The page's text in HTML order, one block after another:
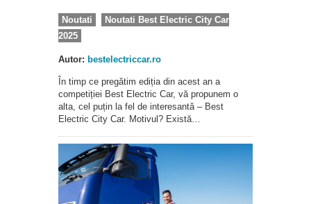
Noutati
Noutati Best Electric City Car
2025
Autor: bestelectriccar.ro
În timp ce pregătim ediția din acest an a
competiției Best Electric Car, vă propunem o
alta, cel puțin la fel de interesantă – Best
Electric City Car. Motivul? Există…